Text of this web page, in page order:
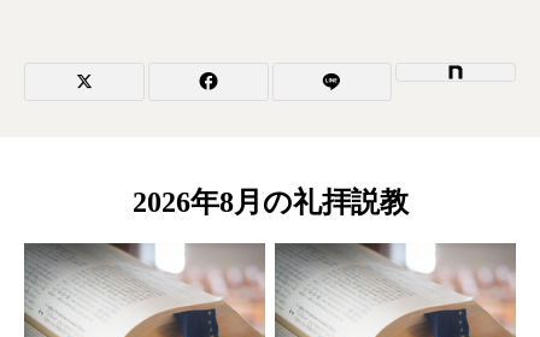
2026年8月の礼拝説教